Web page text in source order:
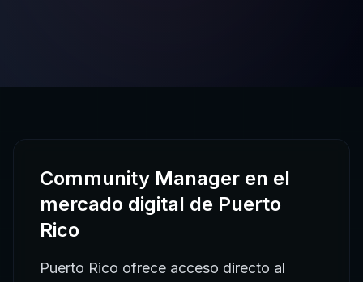
Community Manager en el
mercado digital de Puerto
Rico
Puerto Rico ofrece acceso directo al